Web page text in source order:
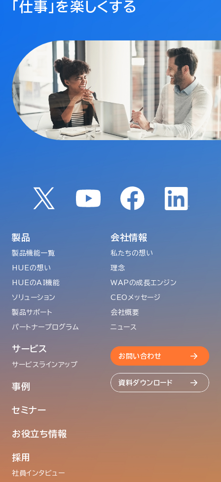
「仕事」を楽しくする
製品
製品機能一覧
HUEの想い
HUEのAI機能
ソリューション
製品サポート
パートナープログラム
サービス
サービスラインアップ
事例
セミナー
お役立ち情報
採用
社員インタビュー
会社情報
私たちの想い
理念
WAPの成長エンジン
CEOメッセージ
会社概要
ニュース
お問い合わせ
資料ダウンロード